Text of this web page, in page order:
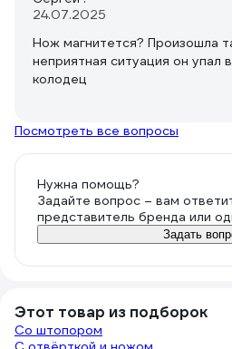
24.07.2025
Нож магнитется? Произошла
неприятная ситуация он упал в
колодец
Посмотреть все вопросы
Нужна помощь?
Задайте вопрос – вам
представитель бренда или
Задать
Этот товар из подборок
Со штопором